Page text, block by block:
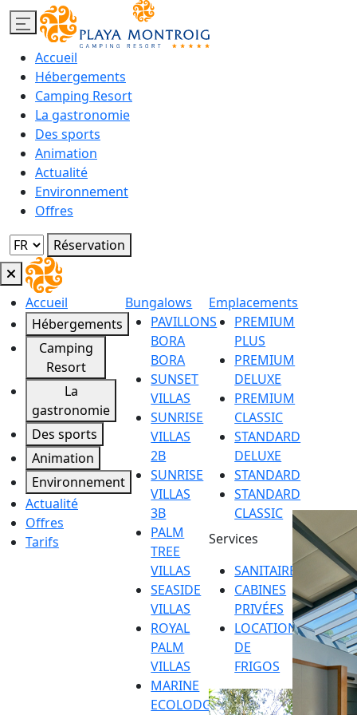
Accueil
Hébergements
Camping Resort
La gastronomie
Des sports
Animation
Actualité
Environnement
Offres
Réservation
Accueil
Hébergements
Camping
Resort
La
gastronomie
Des sports
Animation
Environnement
Actualité
Offres
Tarifs
Bungalows
PAVILLONS
BORA
BORA
SUNSET
VILLAS
SUNRISE
VILLAS
2B
SUNRISE
VILLAS
3B
PALM
TREE
VILLAS
SEASIDE
VILLAS
ROYAL
PALM
VILLAS
MARINE
ECOLODGE
Emplacements
PREMIUM
PLUS
PREMIUM
DELUXE
PREMIUM
CLASSIC
STANDARD
DELUXE
STANDARD
STANDARD
CLASSIC
Services
SANITAIRE
CABINES
PRIVÉES
LOCATION
DE
FRIGOS